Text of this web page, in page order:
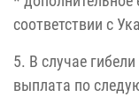
соответствии с
5. В случае
выплата по